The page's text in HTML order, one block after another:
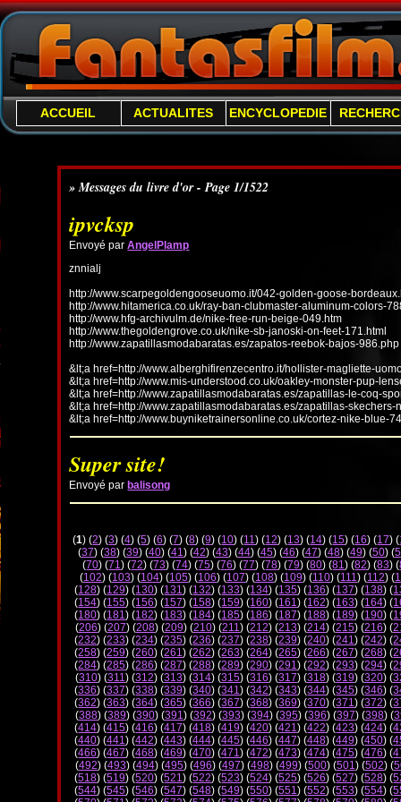
ACCUEIL ACTUALITES ENCYCLOPEDIE
» Messages du livre d'or - Page 1/1522
ipvcksp
Envoyé parAngelPlamp
znnialj
http://www.scarpegoldengooseuomo.it/042-golden-goose-
http://www.hitamerica.co.uk/ray-ban-clubmaster-aluminum-colors-
http://www.hfg-archivulm.de/nike-free-run-beige-049.htm
http://www.thegoldengrove.co.uk/nike-sb-janoski-on-feet-171.html
http://www.zapatillasmodabaratas.es/zapatos-reebok-bajos-986.php
&lt;a href=http://www.alberghifirenzecentro.it/hollister-magliette-
&lt;a href=http://www.mis-understood.co.uk/oakley-monster-pup-
&lt;a href=http://www.zapatillasmodabaratas.es/zapatillas-le-coq-
&lt;a href=http://www.zapatillasmodabaratas.es/zapatillas-
&lt;a href=http://www.buyniketrainersonline.co.uk/cortez-nike-blue-
Super site!
Envoyé par balisong
(1) (2) (3) (4) (5) (6) (7) (8) (9) (10) (11) (12) (13) (14) (15) (16) (17) (
(37) (38) (39) (40) (41) (42) (43) (44) (45) (46) (47) (48) (49) (50) (
(70) (71) (72) (73) (74) (75) (76) (77) (78) (79) (80) (81) (82) (83) (
(102) (103) (104) (105) (106) (107) (108) (109) (110) (111) (112) (
(128) (129) (130) (131) (132) (133) (134) (135) (136) (137) (138) (
(154) (155) (156) (157) (158) (159) (160) (161) (162) (163) (164) (
(180) (181) (182) (183) (184) (185) (186) (187) (188) (189) (190) (
(206) (207) (208) (209) (210) (211) (212) (213) (214) (215) (216) (
(232) (233) (234) (235) (236) (237) (238) (239) (240) (241) (242) (
(258) (259) (260) (261) (262) (263) (264) (265) (266) (267) (268) (
(284) (285) (286) (287) (288) (289) (290) (291) (292) (293) (294) (
(310) (311) (312) (313) (314) (315) (316) (317) (318) (319) (320) (
(336) (337) (338) (339) (340) (341) (342) (343) (344) (345) (346) (
(362) (363) (364) (365) (366) (367) (368) (369) (370) (371) (372) (
(388) (389) (390) (391) (392) (393) (394) (395) (396) (397) (398) (
(414) (415) (416) (417) (418) (419) (420) (421) (422) (423) (424) (
(440) (441) (442) (443) (444) (445) (446) (447) (448) (449) (450) (
(466) (467) (468) (469) (470) (471) (472) (473) (474) (475) (476) (
(492) (493) (494) (495) (496) (497) (498) (499) (500) (501) (502) (
(518) (519) (520) (521) (522) (523) (524) (525) (526) (527) (528) (
(544) (545) (546) (547) (548) (549) (550) (551) (552) (553) (554) (